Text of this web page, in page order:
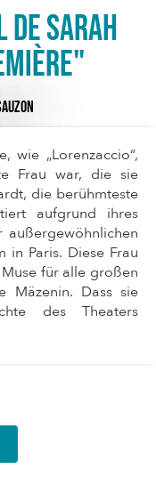
Sarah
wie „Lorenzaccio“,
Frau war, die sie
die berühmteste
aufgrund ihres
in Paris. Diese Frau
für alle großen
Mäzenin. Dass sie
des Theaters